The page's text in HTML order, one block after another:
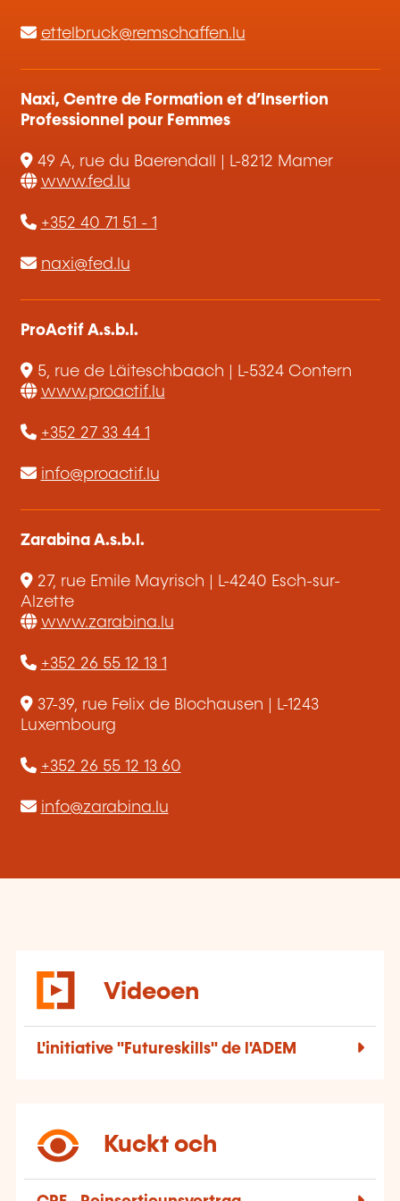
ettelbruck@remschaffen.lu
Naxi, Centre de Formation et d’Insertion
Professionnel pour Femmes
49 A, rue du Baerendall | L-8212 Mamer
www.fed.lu
+352 40 71 51 - 1
naxi@fed.lu
ProActif A.s.b.l.
5, rue de Läiteschbaach | L-5324 Contern
www.proactif.lu
+352 27 33 44 1
info@proactif.lu
Zarabina A.s.b.l.
27, rue Emile Mayrisch | L-4240 Esch-sur-
Alzette
www.zarabina.lu
+352 26 55 12 13 1
37-39, rue Felix de Blochausen | L-1243
Luxembourg
+352 26 55 12 13 60
info@zarabina.lu
Videoen
L'initiative "Futureskills" de l'ADEM
Kuckt och